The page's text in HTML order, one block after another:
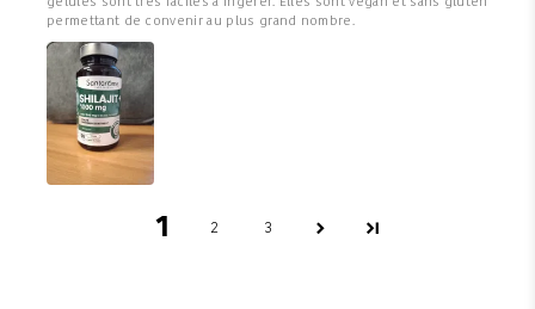
gélules sont très faciles à ingérer. Elles sont vegan et sans gluten
permettant de convenir au plus grand nombre.
1 2 3